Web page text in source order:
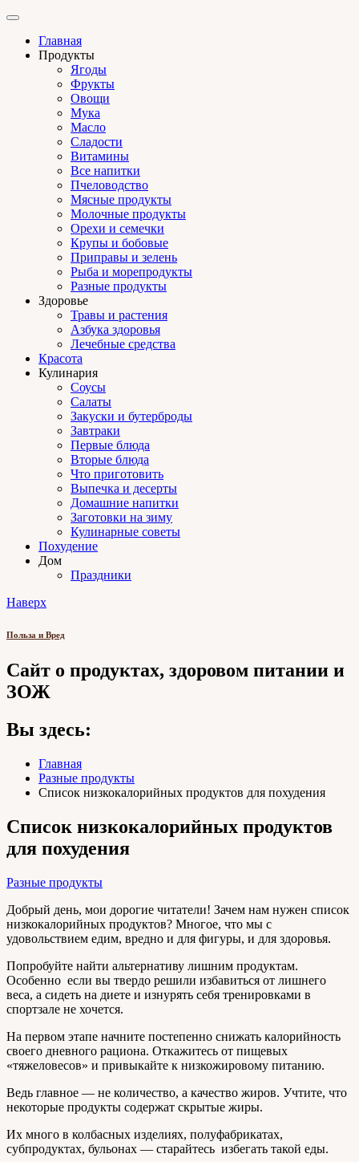
Главная
Продукты
Ягоды
Фрукты
Овощи
Мука
Масло
Сладости
Витамины
Все напитки
Пчеловодство
Мясные продукты
Молочные продукты
Орехи и семечки
Крупы и бобовые
Приправы и зелень
Рыба и морепродукты
Разные продукты
Здоровье
Травы и растения
Азбука здоровья
Лечебные средства
Красота
Кулинария
Соусы
Салаты
Закуски и бутерброды
Завтраки
Первые блюда
Вторые блюда
Что приготовить
Выпечка и десерты
Домашние напитки
Заготовки на зиму
Кулинарные советы
Похудение
Дом
Праздники
Наверх
Польза и Вред
Сайт о продуктах, здоровом питании и
ЗОЖ
Вы здесь:
Главная
Разные продукты
Список низкокалорийных продуктов для похудения
Список низкокалорийных продуктов
для похудения
Разные продукты
Добрый день, мои дорогие читатели! Зачем нам нужен список
низкокалорийных продуктов? Многое, что мы с
удовольствием едим, вредно и для фигуры, и для здоровья.
Попробуйте найти альтернативу лишним продуктам.
Особенно если вы твердо решили избавиться от лишнего
веса, а сидеть на диете и изнурять себя тренировками в
спортзале не хочется.
На первом этапе начните постепенно снижать калорийность
своего дневного рациона. Откажитесь от пищевых
«тяжеловесов» и привыкайте к низкожировому питанию.
Ведь главное — не количество, а качество жиров. Учтите, что
некоторые продукты содержат скрытые жиры.
Их много в колбасных изделиях, полуфабрикатах,
субпродуктах, бульонах — старайтесь избегать такой еды.